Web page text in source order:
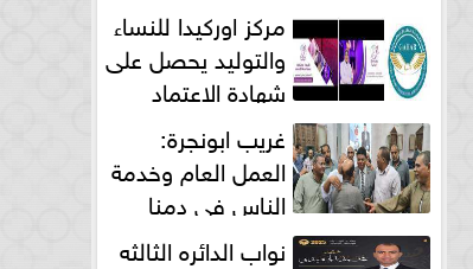
مركز اوركيدا للنساء
والتوليد يحصل على
شهادة الاعتماد
الكامل
غريب ابونجرة:
العمل العام وخدمة
الناس فى دمنا
نواب الدائره الثالثه